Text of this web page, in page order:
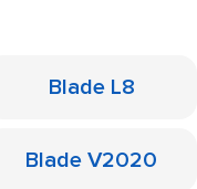
Blade L8
Blade V2020